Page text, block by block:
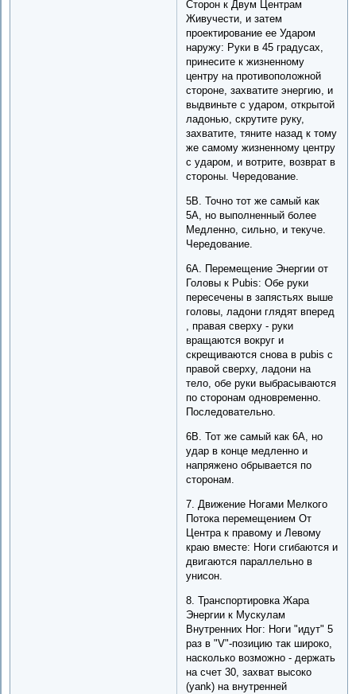
Сторон к Двум Центрам
Живучести, и затем
проектирование ее Ударом
наружу: Руки в 45 градусах,
принесите к жизненному
центру на противоположной
стороне, захватите энергию, и
выдвиньте с ударом, открытой
ладонью, скрутите руку,
захватите, тяните назад к тому
же самому жизненному центру
с ударом, и вотрите, возврат в
стороны. Чередование.
5B. Точно тот же самый как
5A, но выполненный более
Медленно, сильно, и текуче.
Чередование.
6A. Перемещение Энергии от
Головы к Pubis: Обе руки
пересечены в запястьях выше
головы, ладони глядят вперед
, правая сверху - руки
вращаются вокруг и
скрещиваются снова в pubis с
правой сверху, ладони на
тело, обе руки выбрасываются
по сторонам одновременно.
Последовательно.
6B. Тот же самый как 6A, но
удар в конце медленно и
напряжено обрывается по
сторонам.
7. Движение Ногами Мелкого
Потока перемещением От
Центра к правому и Левому
краю вместе: Ноги сгибаются и
двигаются параллельно в
унисон.
8. Транспортировка Жара
Энергии к Мускулам
Внутренних Ног: Ноги "идут" 5
раз в "V"-позицию так широко,
насколько возможно - держать
на счет 30, захват высоко
(yank) на внутренней